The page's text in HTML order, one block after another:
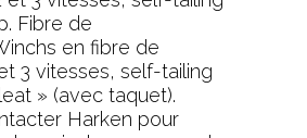
Fibre de
en fibre de
3 vitesses, self-tailing
» (avec taquet).
Harken pour